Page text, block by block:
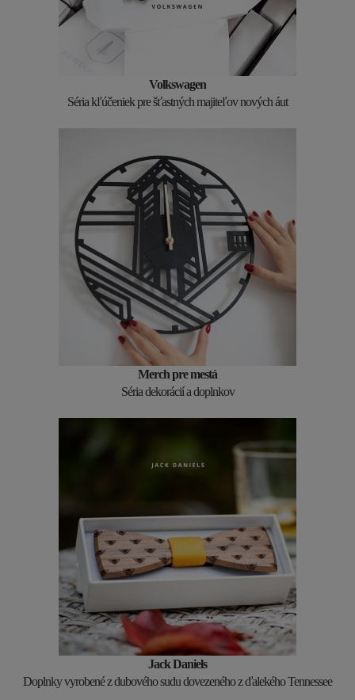
Volkswagen
Séria kľúčeniek pre šťastných majiteľov nových áut
Merch pre mestá
Séria dekorácií a doplnkov
Jack Daniels
Doplnky vyrobené z dubového sudu dovezeného z ďalekého Tennessee